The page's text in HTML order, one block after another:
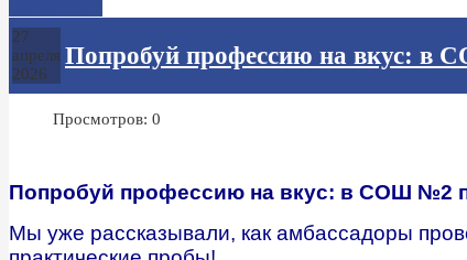
27
апреля
2026
Попробуй профессию на вкус: в
Просмотров: 0
Попробуй профессию на вкус: в СОШ №2
Мы уже рассказывали, как амбассадоры